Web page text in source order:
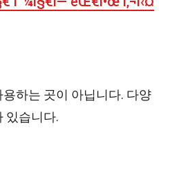
하는 곳이 아닙니다. 다양
있습니다.